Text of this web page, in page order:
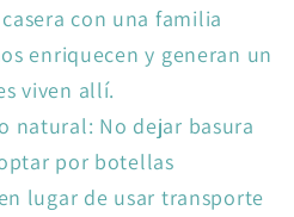
con una familia
enriquecen y generan un
viven allí.
natural: No dejar basura
por botellas
lugar de usar transporte